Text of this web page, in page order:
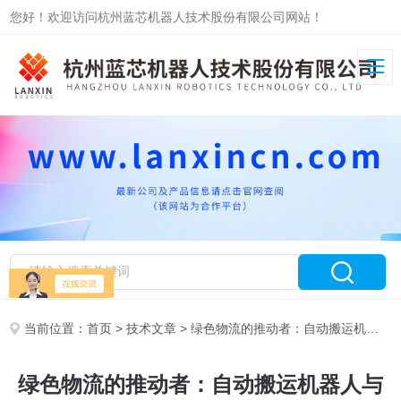
您好！欢迎访问杭州蓝芯机器人技术股份有限公司网站！
当前位置：首页 >技术文章 > 绿色物流的推动者：自动搬运机器人与可持续发展
绿色物流的推动者：自动搬运机器人与